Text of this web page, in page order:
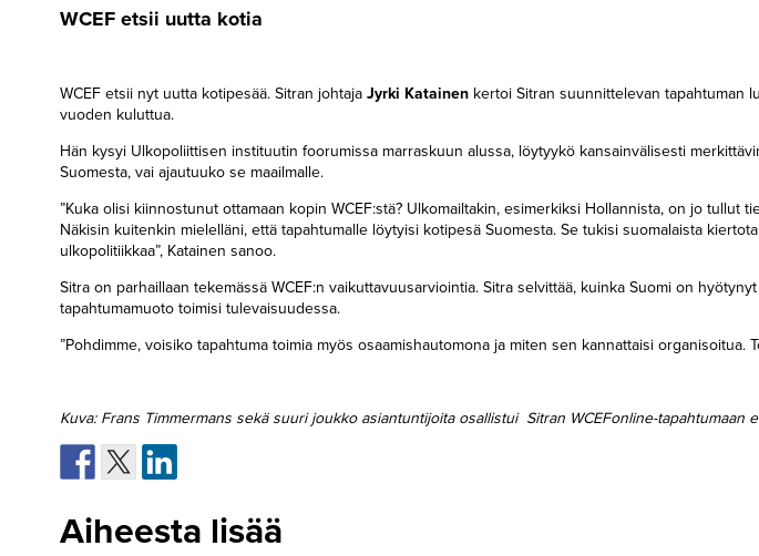
WCEF etsii uutta kotia
WCEF etsii nyt uutta kotipesää. Sitran johtaja Jyrki Katainenkertoi Sitran suunnittelevan tapahtuman
vuoden kuluttua.
Hän kysyi Ulkopoliittisen instituutin foorumissa marraskuun alussa, löytyykö kansainvälisesti
Suomesta, vai ajautuuko se maailmalle.
”Kuka olisi kiinnostunut ottamaan kopin WCEF:stä? Ulkomailtakin, esimerkiksi Hollannista, on jo tullut
Näkisin kuitenkin mielelläni, että tapahtumalle löytyisi kotipesä Suomesta. Se tukisi suomalaista
ulkopolitiikkaa”, Katainen sanoo.
Sitra on parhaillaan tekemässä WCEF:n vaikuttavuusarviointia. Sitra selvittää, kuinka Suomi on
tapahtumamuoto toimisi tulevaisuudessa.
”Pohdimme, voisiko tapahtuma toimia myös osaamishautomona ja miten sen kannattaisi organisoitua.
Kuva: Frans Timmermans sekä suuri joukko asiantuntijoita osallistui Sitran WCEFonline-tapahtumaan
Aiheesta lisää